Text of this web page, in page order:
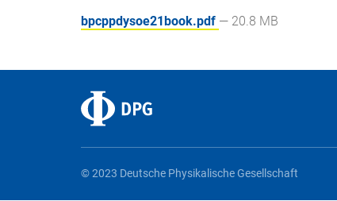
bpcppdysoe21book.pdf — 20.8 MB
© 2023 Deutsche Physikalische Gesellschaft